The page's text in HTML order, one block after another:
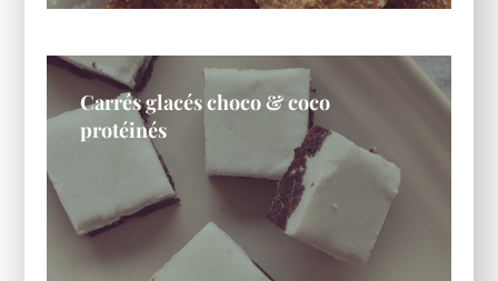
Carrés glacés choco & coco
protéinés